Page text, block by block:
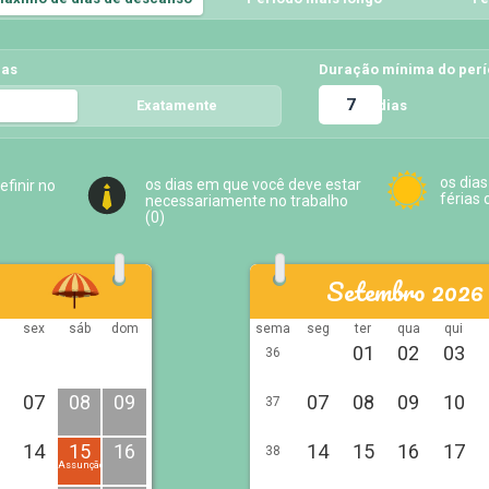
Exatamente
Duração mínima do
dias
no
os dias em que você deve estar
necessariamente no trabalho
(0)
os
férias
sex sáb dom
07 08 09
14 15
Assunção
16
Setembro 2026
sema seg ter qua qui
36
01 02 03
37 07 08 09 10
38 14 15 16 17